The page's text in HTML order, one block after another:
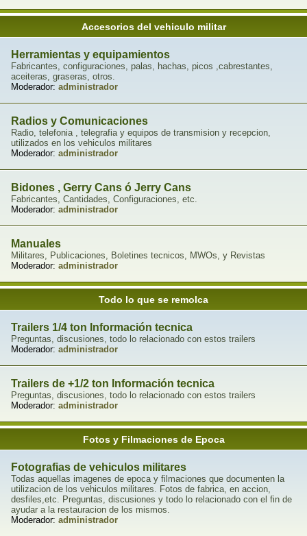
Accesorios del vehiculo militar
Herramientas y equipamientos
Fabricantes, configuraciones, palas, hachas, picos ,cabrestantes,
aceiteras, graseras, otros.
Moderador: administrador
Radios y Comunicaciones
Radio, telefonia , telegrafia y equipos de transmision y recepcion,
utilizados en los vehiculos militares
Moderador: administrador
Bidones , Gerry Cans ó Jerry Cans
Fabricantes, Cantidades, Configuraciones, etc.
Moderador: administrador
Manuales
Militares, Publicaciones, Boletines tecnicos, MWOs, y Revistas
Moderador: administrador
Todo lo que se remolca
Trailers 1/4 ton Información tecnica
Preguntas, discusiones, todo lo relacionado con estos trailers
Moderador: administrador
Trailers de +1/2 ton Información tecnica
Preguntas, discusiones, todo lo relacionado con estos trailers
Moderador: administrador
Fotos y Filmaciones de Epoca
Fotografias de vehiculos militares
Todas aquellas imagenes de epoca y filmaciones que documenten la
utilizacion de los vehiculos militares. Fotos de fabrica, en accion,
desfiles,etc. Preguntas, discusiones y todo lo relacionado con el fin de
ayudar a la restauracion de los mismos.
Moderador: administrador